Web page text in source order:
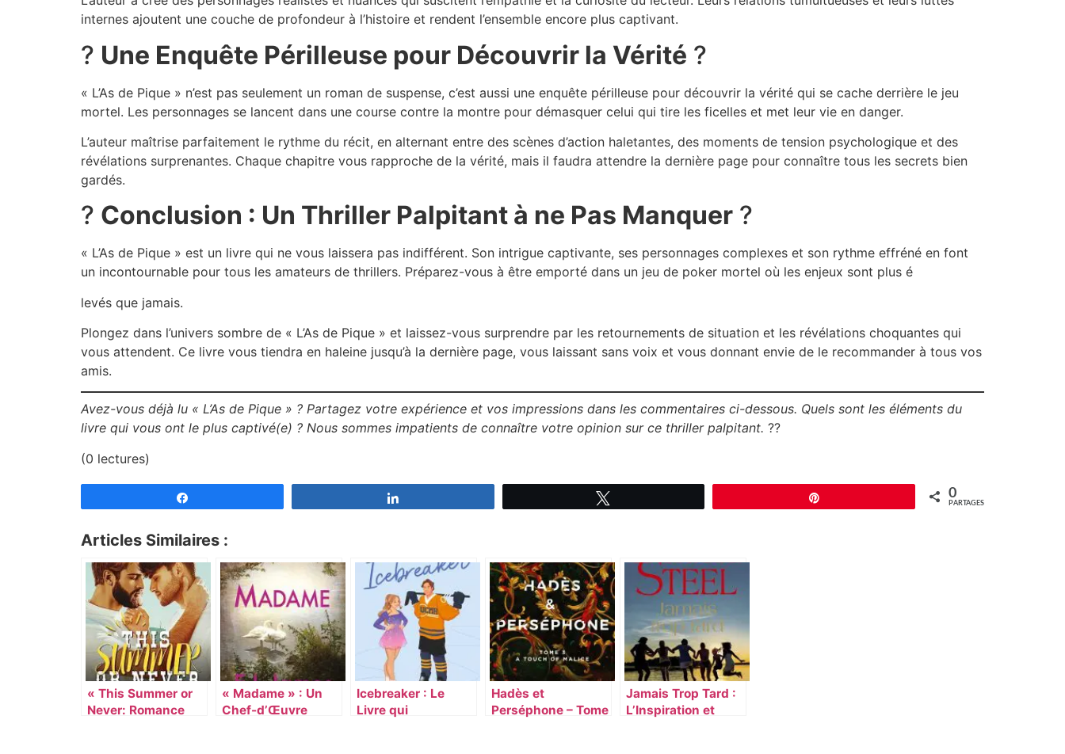
internes ajoutent une couche de profondeur à l’histoire et rendent l’ensemble encore plus captivant.
? Une Enquête Périlleuse pour Découvrir la Vérité ?
« L’As de Pique » n’est pas seulement un roman de suspense, c’est aussi une enquête périlleuse pour découvrir la vérité qui se cache derrière le jeu
mortel. Les personnages se lancent dans une course contre la montre pour démasquer celui qui tire les ficelles et met leur vie en danger.
L’auteur maîtrise parfaitement le rythme du récit, en alternant entre des scènes d’action haletantes, des moments de tension psychologique et des
révélations surprenantes. Chaque chapitre vous rapproche de la vérité, mais il faudra attendre la dernière page pour connaître tous les secrets bien
gardés.
? Conclusion : Un Thriller Palpitant à ne Pas Manquer ?
« L’As de Pique » est un livre qui ne vous laissera pas indifférent. Son intrigue captivante, ses personnages complexes et son rythme effréné en font
un incontournable pour tous les amateurs de thrillers. Préparez-vous à être emporté dans un jeu de poker mortel où les enjeux sont plus é
levés que jamais.
Plongez dans l’univers sombre de « L’As de Pique » et laissez-vous surprendre par les retournements de situation et les révélations choquantes qui
vous attendent. Ce livre vous tiendra en haleine jusqu’à la dernière page, vous laissant sans voix et vous donnant envie de le recommander à tous vos
amis.
Avez-vous déjà lu « L’As de Pique » ? Partagez votre expérience et vos impressions dans les commentaires ci-dessous. Quels sont les éléments du
livre qui vous ont le plus captivé(e) ? Nous sommes impatients de connaître votre opinion sur ce thriller palpitant. ??
(0 lectures)
0
PARTAGES
Articles Similaires :
« This Summer or
Never: Romance
« Madame » : Un
Chef-d’Œuvre
Icebreaker : Le
Livre qui
Hadès et
Perséphone – Tome
Jamais Trop Tard :
L’Inspiration et